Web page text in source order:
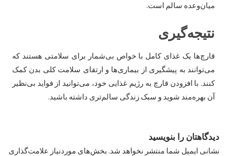
میان‌وعده سالم است.
نتیجه‌گیری
قارچ‌ها یک غذای کامل با خواص بی‌شمار برای سلامتی هستند که
می‌توانند به پیشگیری از بیماری‌ها و ارتقای سلامت کلی بدن کمک
کنند. با افزودن قارچ به رژیم غذایی خود، می‌توانید از فواید بی‌نظیر
آن بهره‌مند شوید و سبک زندگی سالم‌تری داشته باشید.
دیدگاهتان را بنویسید
نشانی ایمیل شما منتشر نخواهد شد. بخش‌های موردنیاز علامت‌گذاری